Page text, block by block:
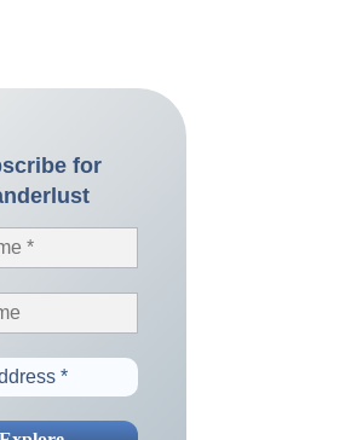
for